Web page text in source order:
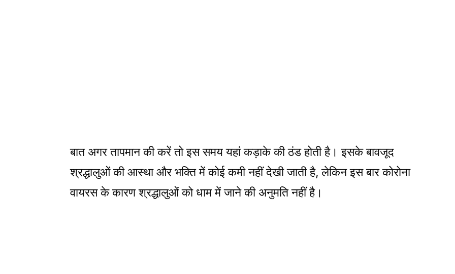
बात अगर तापमान की करें तो इस समय यहां कड़ाके की ठंड होती है। इसके बावजूद
श्रद्धालुओं की आस्था और भक्ति में कोई कमी नहीं देखी जाती है, लेकिन इस बार कोरोना
वायरस के कारण श्रद्धालुओं को धाम में जाने की अनुमति नहीं है।